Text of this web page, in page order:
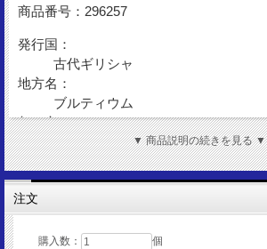
商品番号：296257
発行国：
古代ギリシャ
地方名：
ブルティウム
都 市：
レギオン
発行年：
BC450-BC445
額 面：
金 性：
▼ 商品説明の続きを見る ▼
注文
購入数： 個